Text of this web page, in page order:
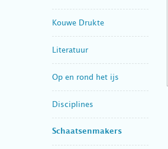
Kouwe Drukte
Literatuur
Op en rond het ijs
Disciplines
Schaatsenmakers